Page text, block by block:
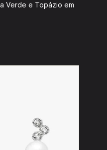
Verde e Topázio em